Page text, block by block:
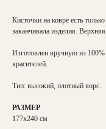
Кисточки на ковре есть
заканчивала изделия.
Изготовлен вручную из
красителей.
Тип: высокий, плотный ворс.
РАЗМЕР
177х240 см